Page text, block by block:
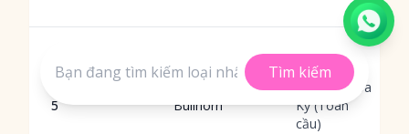
5 Bullhorn
Boston, Hoa
Kỳ (Toàn
cầu)
Tìm kiếm